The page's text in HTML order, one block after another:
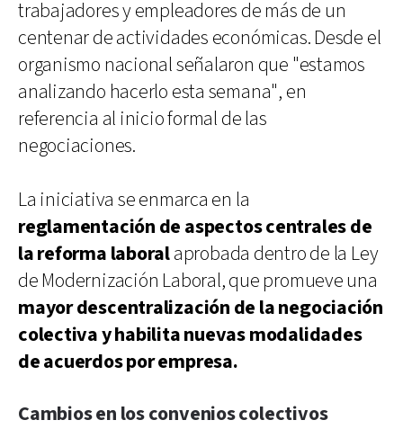
trabajadores y empleadores de más de un
centenar de actividades económicas. Desde el
organismo nacional señalaron que "estamos
analizando hacerlo esta semana", en
referencia al inicio formal de las
negociaciones.
La iniciativa se enmarca en la
reglamentación de aspectos centrales de
la reforma laboralaprobada dentro de la Ley
de Modernización Laboral, que promueve una
mayor descentralización de la negociación
colectiva y habilita nuevas modalidades
de acuerdos por empresa.
Cambios en los convenios colectivos